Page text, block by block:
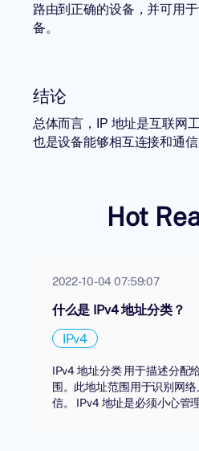
路由到正确的设备，并可用
备。
结论
总体而言，IP 地址是互联网
也是设备能够相互连接和通信
Hot
2022-10-04 07:59:07
什么是 IPv4 地址分类？
IPv4
IPv4 地址分类 用于描述分配
围。此地址范围用于识别网
信。 IPv4 地址是必须小心管